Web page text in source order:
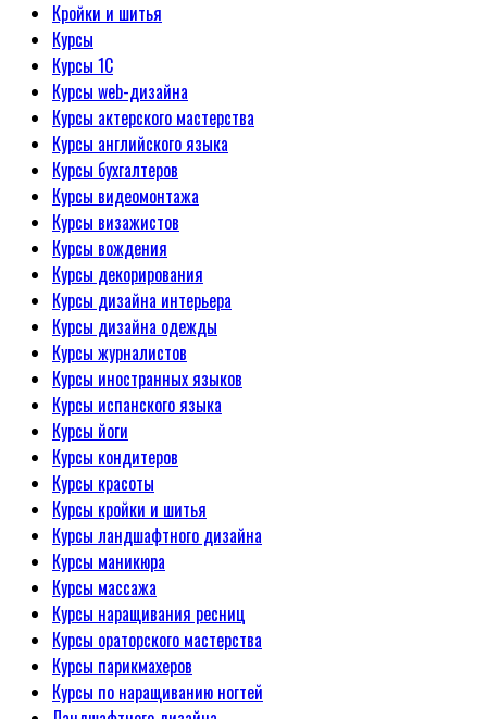
Кройки и шитья
Курсы
Курсы 1С
Курсы web-дизайна
Курсы актерского мастерства
Курсы английского языка
Курсы бухгалтеров
Курсы видеомонтажа
Курсы визажистов
Курсы вождения
Курсы декорирования
Курсы дизайна интерьера
Курсы дизайна одежды
Курсы журналистов
Курсы иностранных языков
Курсы испанского языка
Курсы йоги
Курсы кондитеров
Курсы красоты
Курсы кройки и шитья
Курсы ландшафтного дизайна
Курсы маникюра
Курсы массажа
Курсы наращивания ресниц
Курсы ораторского мастерства
Курсы парикмахеров
Курсы по наращиванию ногтей